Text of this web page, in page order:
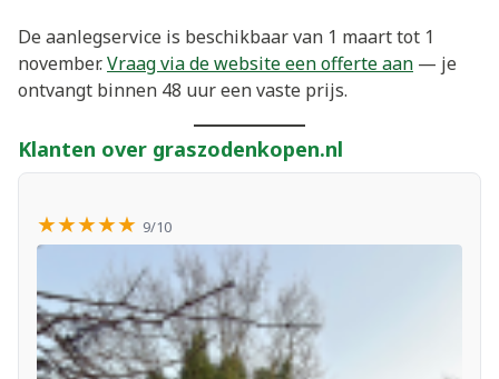
De aanlegservice is beschikbaar van 1 maart tot 1
november.Vraag via de website een offerte aan — je
ontvangt binnen 48 uur een vaste prijs.
Klanten over graszodenkopen.nl
★★★★★ 9/10